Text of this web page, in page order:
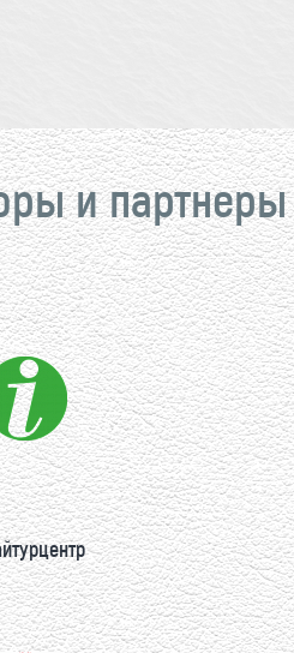
и партнеры